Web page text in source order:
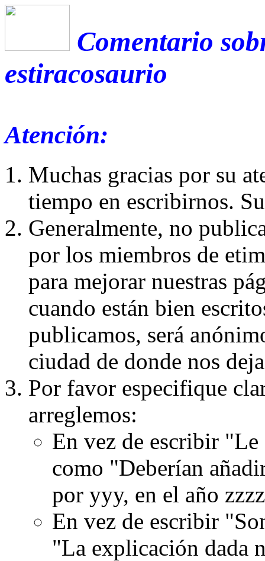
Comentario
estiracosaurio
Atención:
Muchas gracias por su
tiempo en escribirnos.
Generalmente, no
por los miembros de
para mejorar nuestras
cuando están bien
publicamos, será
ciudad de donde nos
Por favor especifique
arreglemos:
En vez de escribir
como "Deberían
por yyy, en el año
En vez de escribir
"La explicación dada